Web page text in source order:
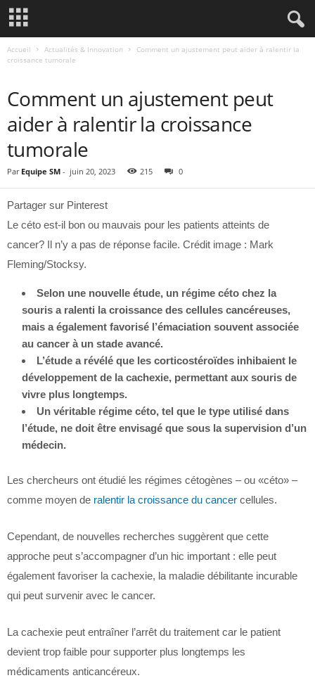
Accueil Actualités & Innovation
Comment un ajustement peut aider à ralentir la
croissance tumorale
Comment un ajustement peut
aider à ralentir la croissance
tumorale
Par Equipe SM - juin 20, 2023 215 0
Partager sur Pinterest
Le céto est-il bon ou mauvais pour les patients atteints de
cancer? Il n’y a pas de réponse facile. Crédit image : Mark
Fleming/Stocksy.
Selon une nouvelle étude, un régime céto chez la
souris a ralenti la croissance des cellules cancéreuses,
mais a également favorisé l’émaciation souvent associée
au cancer à un stade avancé.
L’étude a révélé que les corticostéroïdes inhibaient le
développement de la cachexie, permettant aux souris de
vivre plus longtemps.
Un véritable régime céto, tel que le type utilisé dans
l’étude, ne doit être envisagé que sous la supervision d’un
médecin.
Les chercheurs ont étudié les régimes cétogènes – ou «céto» –
comme moyen de ralentir la croissance du cancer cellules.
Cependant, de nouvelles recherches suggèrent que cette
approche peut s’accompagner d’un hic important : elle peut
également favoriser la cachexie, la maladie débilitante incurable
qui peut survenir avec le cancer.
La cachexie peut entraîner l’arrêt du traitement car le patient
devient trop faible pour supporter plus longtemps les
médicaments anticancéreux.